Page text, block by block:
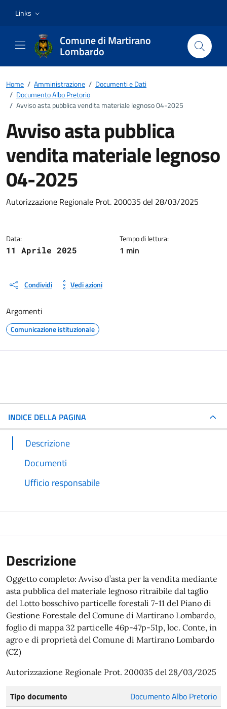
Links
Comune di Martirano
Lombardo
Home / Amministrazione / Documenti e Dati
/ Documento Albo Pretorio
/ Avviso asta pubblica vendita materiale legnoso 04-2025
Avviso asta pubblica
vendita materiale legnoso
04-2025
Dettagli del documento
Autorizzazione Regionale Prot. 200035 del 28/03/2025
Data:
11 Aprile 2025
Tempo di lettura:
1 min
Condividi Vedi azioni
Argomenti
Comunicazione istituzionale
INDICE DELLA PAGINA
Descrizione
Documenti
Ufficio responsabile
Descrizione
Oggetto completo: Avviso d’asta per la vendita mediante
asta pubblica del materiale legnoso ritraibile dal taglio
del Lotto bosschivo particelle forestali 7-11 del Piano di
Gestione Forestale del Comune di Martirano Lombardo,
foglio di mappa 32 particelle 46p-47p-51p, loc. Conte, in
agro e di proprietà del Comune di Martirano Lombardo
(CZ)
Autorizzazione Regionale Prot. 200035 del 28/03/2025
Tipo documento
Documento Albo Pretorio